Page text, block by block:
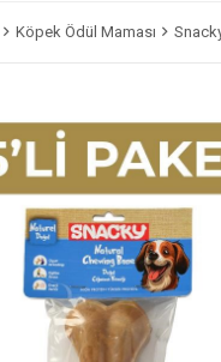
Köpek Ödül Maması